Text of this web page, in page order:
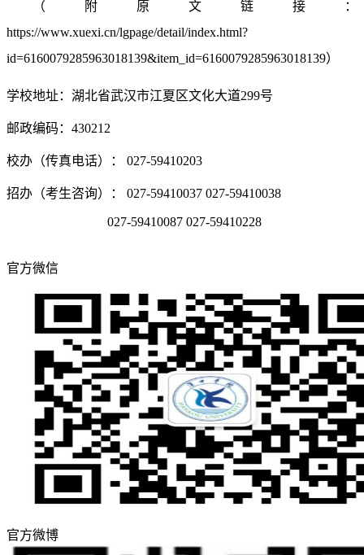
（附原文链接：
https://www.xuexi.cn/lgpage/detail/index.html?
id=6160079285963018139&item_id=6160079285963018139）
学校地址：湖北省武汉市江夏区文化大道299号
邮政编码：430212
校办（传真电话）： 027-59410203
招办（考生咨询）： 027-59410037 027-59410038
027-59410087 027-59410228
官方微信
官方微博